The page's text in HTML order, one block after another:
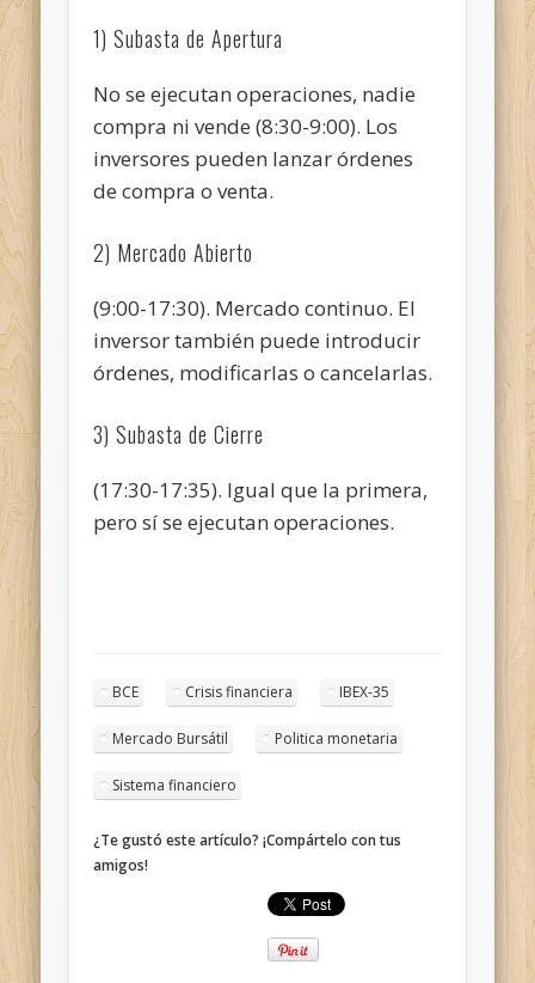
1) Subasta de Apertura
No se ejecutan operaciones, nadie
compra ni vende (8:30-9:00). Los
inversores pueden lanzar órdenes
de compra o venta.
2) Mercado Abierto
(9:00-17:30). Mercado continuo. El
inversor también puede introducir
órdenes, modificarlas o cancelarlas.
3) Subasta de Cierre
(17:30-17:35). Igual que la primera,
pero sí se ejecutan operaciones.
BCE Crisis financiera IBEX-35
Mercado Bursátil Politica monetaria
Sistema financiero
¿Te gustó este artículo? ¡Compártelo con tus
amigos!